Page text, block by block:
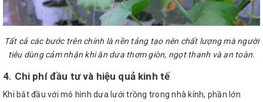
Tất cả các bước trên chính là nền tảng tạo nên chất lượng mà người
tiêu dùng cảm nhận khi ăn dưa thơm giòn, ngọt thanh và an toàn.
4. Chi phí đầu tư và hiệu quả kinh tế
Khi bắt đầu với mô hình dưa lưới trồng trong nhà kính, phần lớn